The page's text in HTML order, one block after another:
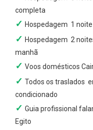
completa
Hospedagem 1
Hospedagem 2
manhã
Voos domésticos
Todos os traslados
condicionado
Guia profissional
Egito